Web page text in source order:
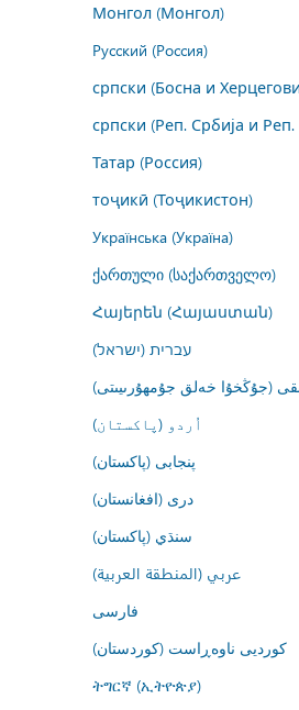
Монгол (Монгол)
Русский (Россия)
српски (Босна и
српски (Реп. Србија и
Татар (Россия)
тоҷикӣ (Тоҷикистон)
Українська (Україна)
ქართული (საქართველო)
Հայերեն (Հայաստան)
עברית (ישראל)
(جۇڭخۇا خەلق جۇمھۇرىيىتى)
اُردو (پاکستان)
پنجابی (پاکستان)
درى (افغانستان)
سنڌي (پاکستان)
عربي (المنطقة العربية)
فارسى
کوردیی ناوەڕاست (کوردستان)
ትግርኛ (ኢትዮጵያ)